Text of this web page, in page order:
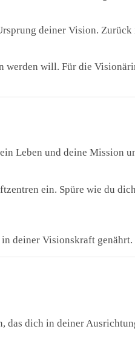
deiner Vision.
werden will. Für die
Leben und deine Mission
ein. Spüre wie du
deiner Visionskraft genährt.
das dich in deiner